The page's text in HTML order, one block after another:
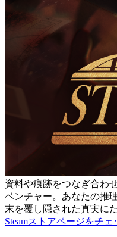
資料や痕跡をつなぎ合わ
ベンチャー。あなたの推
末を覆し隠された真実に
Steamストアページをチェ